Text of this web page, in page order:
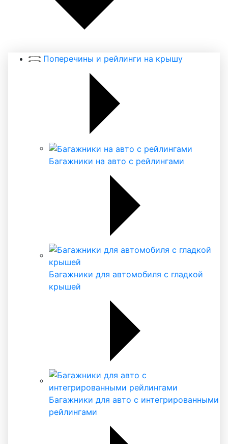
Поперечины и рейлинги на крышу
Багажники на авто с рейлингами
Багажники для автомобиля с гладкой
крышей
Багажники для авто с интегрированными
рейлингами